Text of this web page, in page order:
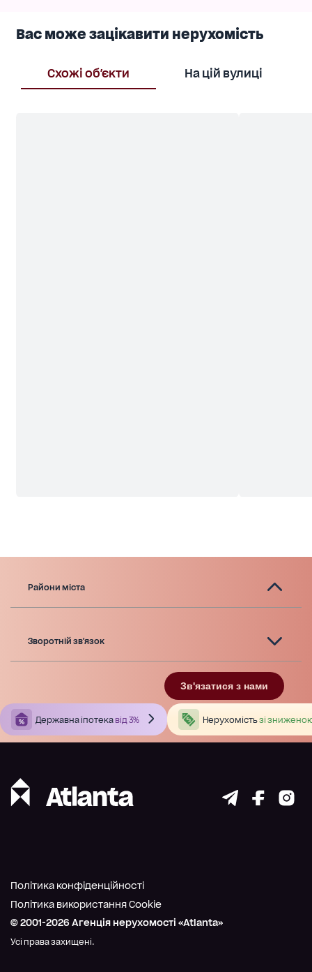
Вас може зацікавити нерухомість
Схожі об'єкти На цій вулиці
Райони міста
Зворотній зв'язок
Зв'язатися з нами
Державна іпотека від 3% Нерухомістьзі
© 2001-2026 Агенція нерухомості «Atlanta»
Усі права захищені.
Політика конфіденційності
Політика використання Cookie